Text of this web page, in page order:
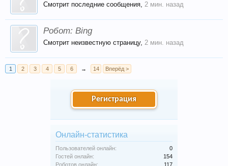
Смотрит последние сообщения, 2 мин. назад
Робот: Bing
Смотрит неизвестную страницу, 2 мин. назад
1 2 3 4 5 6 → 14 Вперёд >
Регистрация
Онлайн-статистика
Пользователей онлайн:
0
Гостей онлайн:
154
Роботов онлайн:
117